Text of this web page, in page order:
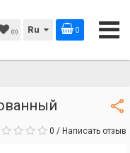
(0) Ru 0
0 / Написать отзыв